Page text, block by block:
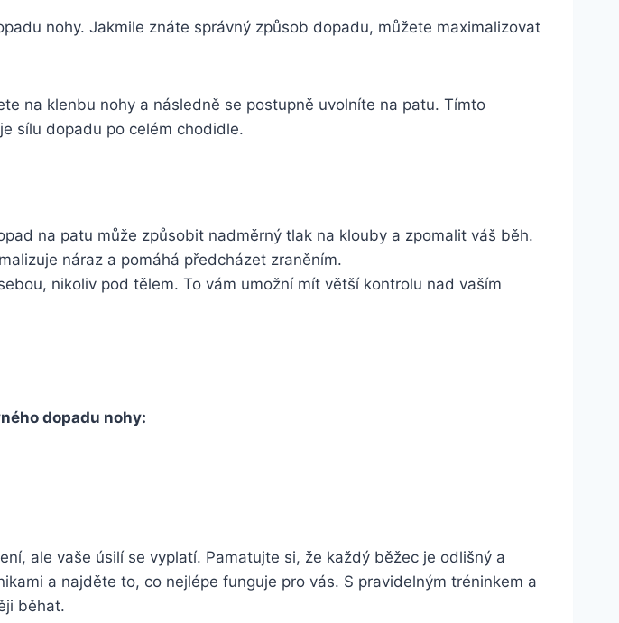
nohy. Jakmile znáte správný způsob dopadu, můžete maximalizovat
na klenbu nohy a následně se postupně uvolníte na patu. Tímto
sílu dopadu po celém chodidle.
na patu může způsobit nadměrný tlak na klouby a zpomalit váš běh.
náraz a pomáhá předcházet zraněním.
nikoliv pod tělem. To vám umožní mít větší kontrolu nad vaším
dopadu nohy:
ale vaše úsilí se vyplatí. Pamatujte si, že každý běžec je odlišný a
a najděte to, co nejlépe funguje pro vás. S pravidelným tréninkem a
běhat.